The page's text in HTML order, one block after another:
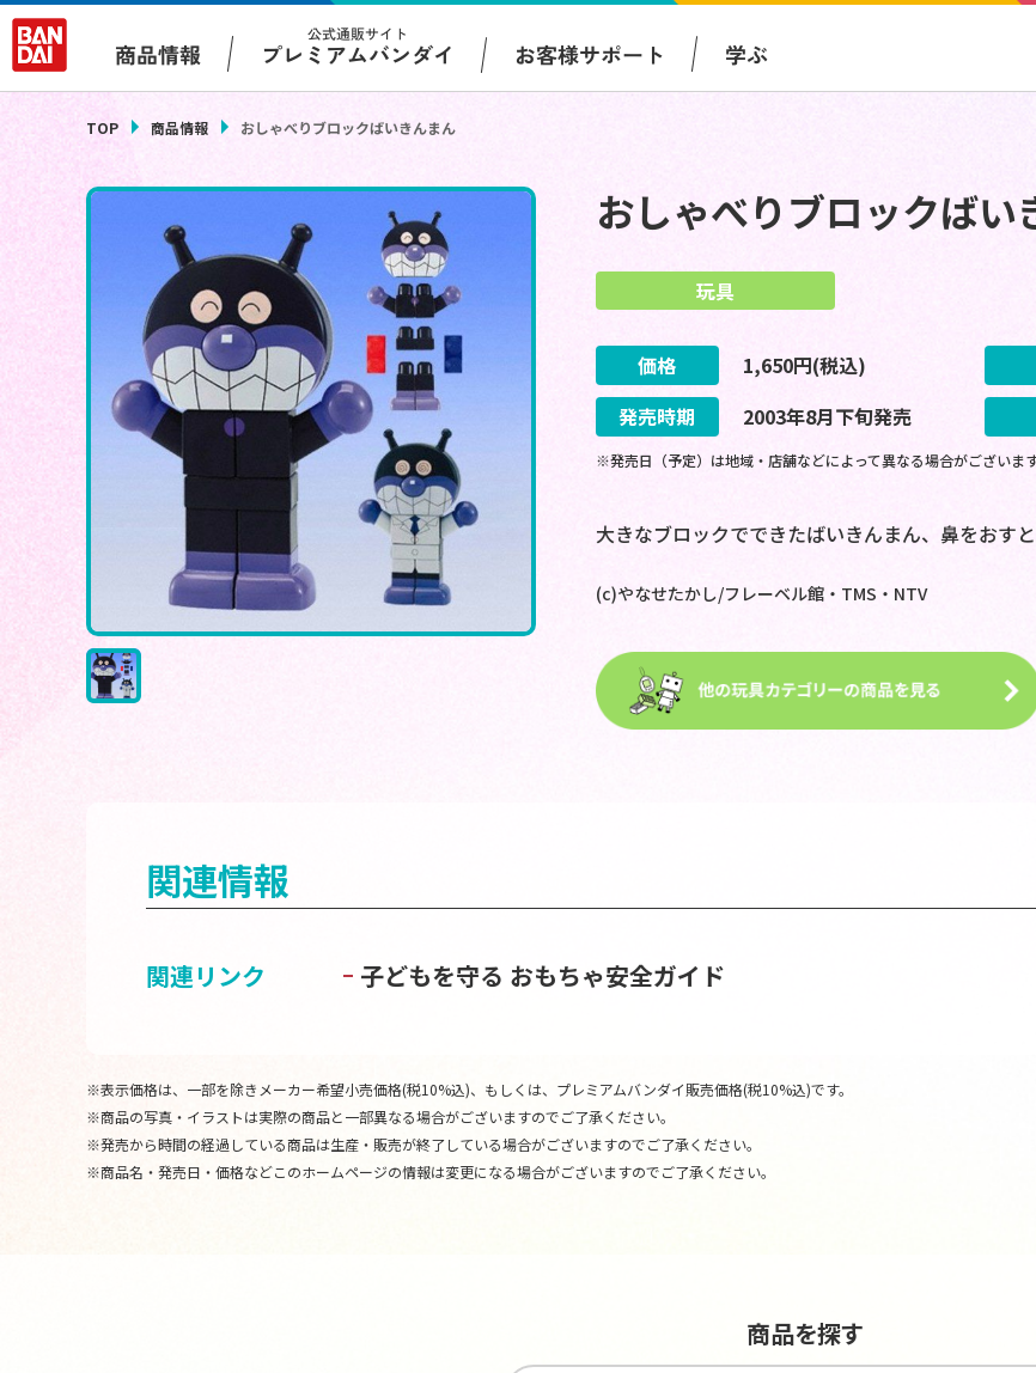
商品情報
公式通販サイト
プレミアムバンダイ お客様サポート 学ぶ
TOP 商品情報 おしゃべりブロックばいきんまん
おしゃべりブロックばい
玩具
価格 1,650円(税込)
発売時期
2003年8月下旬発売
※発売日（予定）は地域・店舗などによって異なる場合がございま
大きなブロックでできたばいきんまん、鼻をおすと
(c)やなせたかし/フレーベル館・TMS・NTV
関連情報
関連リンク 子どもを守る おもちゃ安全ガイド
※表示価格は、一部を除きメーカー希望小売価格(税10%込)、もしくは、プレミアムバンダイ販売価格(税10%込)です。
※商品の写真・イラストは実際の商品と一部異なる場合がございますのでご了承ください。
※発売から時間の経過している商品は生産・販売が終了している場合がございますのでご了承ください。
※商品名・発売日・価格などこのホームページの情報は変更になる場合がございますのでご了承ください。
商品を探す